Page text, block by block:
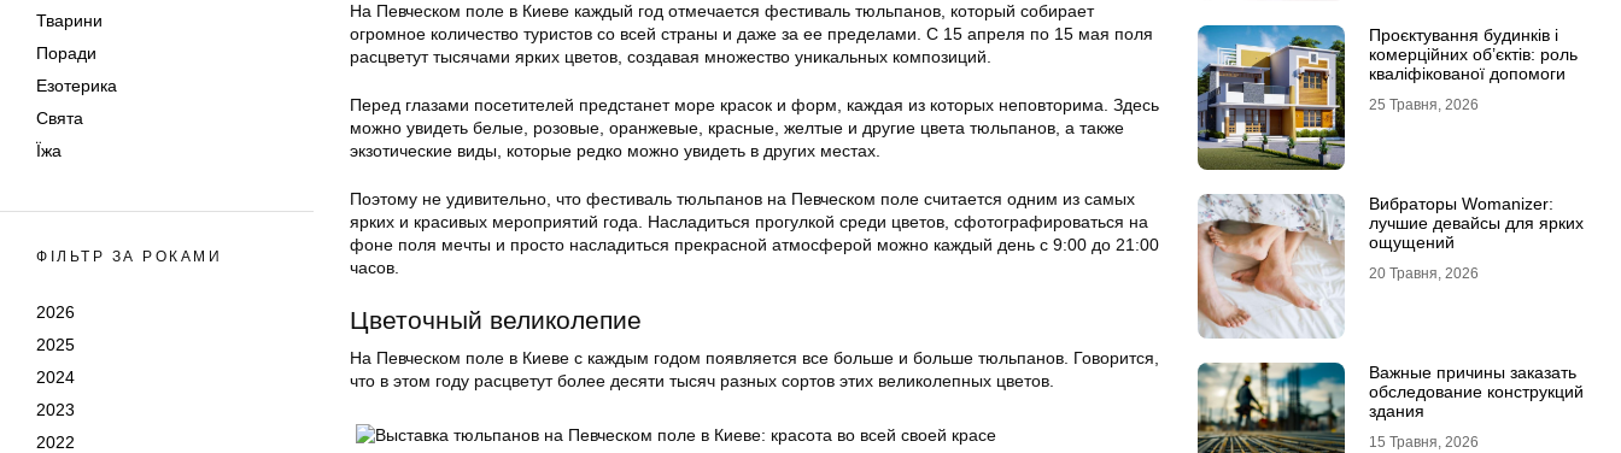
Тварини
Поради
Езотерика
Свята
Їжа
ФІЛЬТР ЗА РОКАМИ
2026
2025
2024
2023
2022
На Певческом поле в Киеве каждый год отмечается фестиваль тюльпанов, который собирает
огромное количество туристов со всей страны и даже за ее пределами. С 15 апреля по 15 мая поля
расцветут тысячами ярких цветов, создавая множество уникальных композиций.
Перед глазами посетителей предстанет море красок и форм, каждая из которых неповторима. Здесь
можно увидеть белые, розовые, оранжевые, красные, желтые и другие цвета тюльпанов, а также
экзотические виды, которые редко можно увидеть в других местах.
Поэтому не удивительно, что фестиваль тюльпанов на Певческом поле считается одним из самых
ярких и красивых мероприятий года. Насладиться прогулкой среди цветов, сфотографироваться на
фоне поля мечты и просто насладиться прекрасной атмосферой можно каждый день с 9:00 до 21:00
часов.
Цветочный великолепие
На Певческом поле в Киеве с каждым годом появляется все больше и больше тюльпанов. Говорится,
что в этом году расцветут более десяти тысяч разных сортов этих великолепных цветов.
Проєктування будинків і
комерційних об’єктів: роль
кваліфікованої допомоги
25 Травня, 2026
Вибраторы Womanizer:
лучшие девайсы для ярких
ощущений
20 Травня, 2026
Важные причины заказать
обследование конструкций
здания
15 Травня, 2026